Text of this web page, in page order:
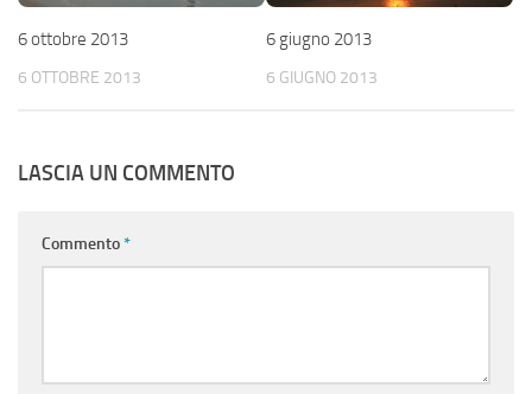
6 ottobre 2013
6 OTTOBRE 2013
6 giugno 2013
6 GIUGNO 2013
LASCIA UN COMMENTO
Commento*